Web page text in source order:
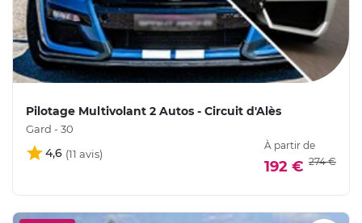
Pilotage Multivolant 2 Autos - Circuit d'Alès
Gard - 30
4,6
À partir de
192 € 274 €